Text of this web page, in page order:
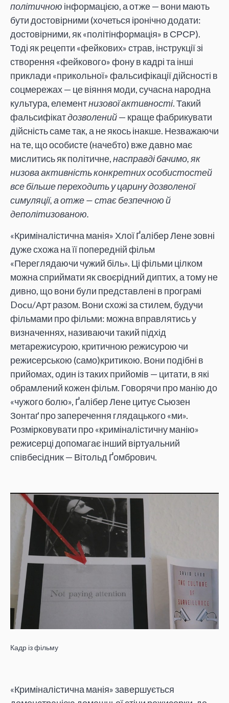
політичною інформацією, а отже — вони мають
бути достовірними (хочеться іронічно додати:
достовірними, як «політінформація» в СРСР).
Тоді як рецепти «фейкових» страв, інструкції зі
створення «фейкового» фону в кадрі та інші
приклади «прикольної» фальсифікації дійсності в
соцмережах — це віяння моди, сучасна народна
культура, елементнизової активності. Такий
фальсифікатдозволений— краще фабрикувати
дійсність саме так, а не якось інакше. Незважаючи
на те, що особисте (начебто) вже давно має
мислитись як політичне,насправді бачимо, як
низова активність конкретних особистостей
все більше переходить у царину дозволеної
симуляції, а отже — стає безпечною й
деполітизованою.
«Криміналістична манія» Хлої Ґалібер Лене зовні
дуже схожа на її попередній фільм
«Переглядаючи чужий біль». Ці фільми цілком
можна сприймати як своєрідний диптих, а тому не
дивно, що вони були представлені в програмі
Docu/Арт разом. Вони схожі за стилем, будучи
фільмами про фільми: можна вправлятись у
визначеннях, називаючи такий підхід
метарежисурою, критичною режисурою чи
режисерською (само)критикою. Вони подібні в
прийомах, один із таких прийомів — цитати, в які
обрамлений кожен фільм. Говорячи про манію до
«чужого болю», Ґалібер Лене цитує Сьюзен
Зонтаґ про заперечення глядацького «ми».
Розмірковувати про «криміналістичну манію»
режисерці допомагає інший віртуальний
співбесідник — Вітольд Ґомбрович.
Кадр із фільму
«Криміналістична манія» завершується